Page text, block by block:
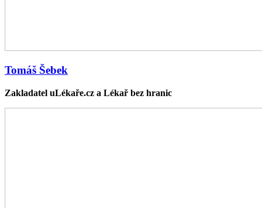
Tomáš Šebek
Zakladatel uLékaře.cz a Lékař bez hranic